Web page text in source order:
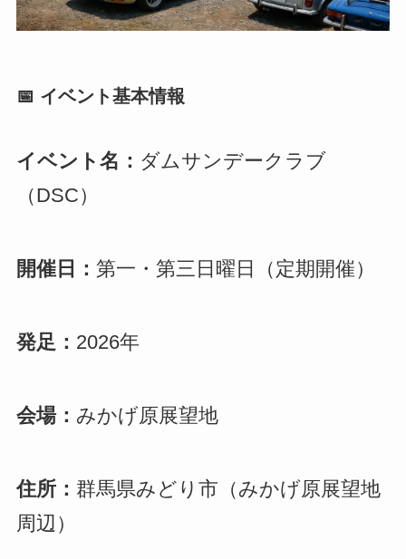
📅 イベント基本情報
イベント名： ダムサンデークラブ
（DSC）
開催日： 第一・第三日曜日（定期開催）
発足： 2026年
会場： みかげ原展望地
住所： 群馬県みどり市（みかげ原展望地
周辺）